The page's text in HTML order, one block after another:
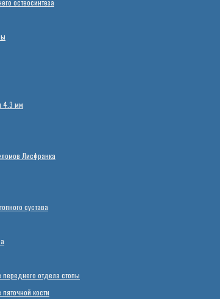
остеосинтеза
4.3 мм
Лисфранка
сустава
отдела стопы
кости